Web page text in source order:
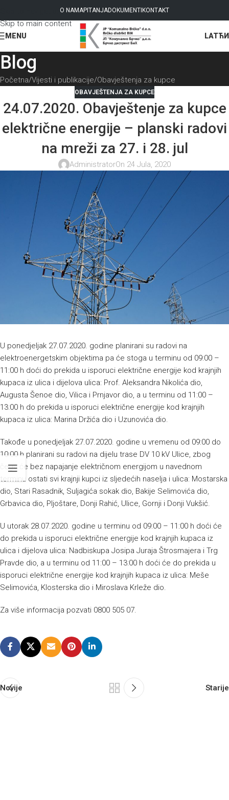
Skip to navigation
Skip to main content
O NAMAPITANJADOKUMENTI KONTAKT
MENU LAT
Blog
Početna Vijesti i publikacije Obavještenja za kupce
OBAVJEŠTENJA ZA KUPCE
24.07.2020. Obavještenje za kupce
električne energije – planski radovi
na mreži za 27. i 28. jul
AdministratorOn 24 Jula, 2020
U ponedjeljak 27.07.2020. godine planirani su radovi na
elektroenergetskim objektima pa će stoga u terminu od 09:00 –
11:00 h doći do prekida u isporuci električne energije kod krajnjih
kupaca iz ulica i dijelova ulica: Prof. Aleksandra Nikolića dio,
Augusta Šenoe dio, Vilica i Prnjavor dio, a u terminu od 11:00 –
13:00 h do prekida u isporuci električne energije kod krajnjih
kupaca iz ulica: Marina Držića dio i Uzunovića dio.
Takođe u ponedjeljak 27.07.2020. godine u vremenu od 09:00 do
10:00 h planirani su radovi na dijelu trase DV 10 kV Ulice, zbog
čega će bez napajanje električnom energijom u navednom
terminu ostati svi krajnji kupci iz sljedećih naselja i ulica: Mostarska
dio, Stari Rasadnik, Suljagića sokak dio, Bakije Selimovića dio,
Grbavica dio, Pljoštare, Donji Rahić, Ulice, Gornji i Donji Vukšić.
U utorak 28.07.2020. godine u terminu od 09:00 – 11:00 h doći će
do prekida u isporuci električne energije kod krajnjih kupaca iz
ulica i dijelova ulica: Nadbiskupa Josipa Juraja Štrosmajera i Trg
Pravde dio, a u terminu od 11:00 – 13:00 h doći će do prekida u
isporuci električne energije kod krajnjih kupaca iz ulica: Meše
Selimovića, Klosterska dio i Miroslava Krleže dio.
Za više informacija pozvati 0800 505 07.
Novije Starije